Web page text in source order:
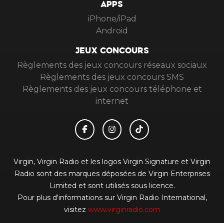
APPS
iPhone/iPad
Android
JEUX CONCOURS
Règlements des jeux concours réseaux sociaux
Règlements des jeux concours SMS
Règlements des jeux concours téléphone et
internet
Virgin, Virgin Radio et les logos Virgin Signature et Virgin
Radio sont des marques déposées de Virgin Enterprises
Limited et sont utilisés sous licence.
Pour plus d'informations sur Virgin Radio International,
visitez www.virginradio.com